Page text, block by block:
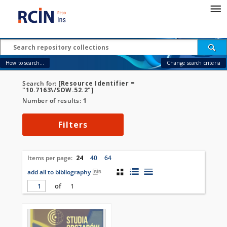
How to search... Change search criteria
Search for: [Resource Identifier =
"10.7163\/SOW.52.2"]
Number of results: 1
Filters
Items per page: 24 40
64
add all to bibliography
of
1